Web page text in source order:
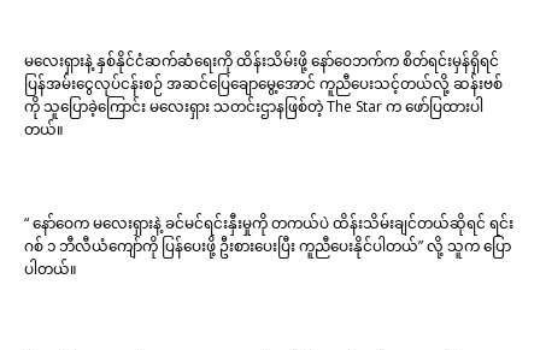
မလေးရှားနဲ့ နှစ်နိုင်ငံဆက်ဆံရေးကို ထိန်းသိမ်းဖို့ နော်ဝေဘက်က စိတ်ရင်းမှန်ရှိရင်
ပြန်အမ်းငွေလုပ်ငန်းစဉ် အဆင်ပြေချောမွေ့အောင် ကူညီပေးသင့်တယ်လို့ ဆန်းဗစ်
ကို သူပြောခဲ့ကြောင်း မလေးရှား သတင်းဌာနဖြစ်တဲ့ The Star က ဖော်ပြထားပါ
တယ်။
“ နော်ဝေက မလေးရှားနဲ့ ခင်မင်ရင်းနှီးမှုကို တကယ်ပဲ ထိန်းသိမ်းချင်တယ်ဆိုရင် ရင်း
ဂစ် ၁ ဘီလီယံကျော်ကို ပြန်ပေးဖို့ ဦးစားပေးပြီး ကူညီပေးနိုင်ပါတယ်” လို့ သူက ပြော
ပါတယ်။